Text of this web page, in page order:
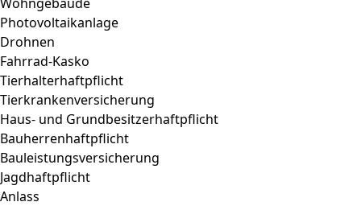
Photovoltaikanlage
Drohnen
Fahrrad-Kasko
Tierhalterhaftpflicht
Tierkrankenversicherung
Haus- und Grundbesitzerhaftpflicht
Bauherrenhaftpflicht
Bauleistungsversicherung
Jagdhaftpflicht
Anlass